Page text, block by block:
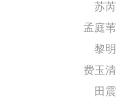
苏芮
孟庭苇
黎明
费玉清
田震